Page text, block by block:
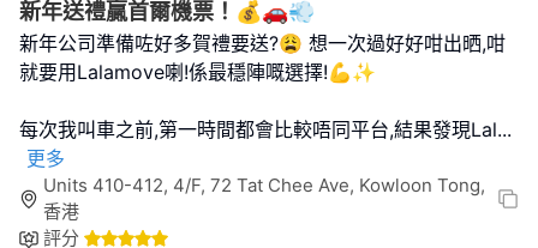
新年送禮贏首爾機票！💰🚗💨
新年公司準備咗好多賀禮要送?😩 想一次過好好咁出晒,咁
就要用Lalamove喇!係最穩陣嘅選擇!💪✨
每次我叫車之前,第一時間都會比較唔同平台,結果發現Lal...
更多
Units 410-412, 4/F, 72 Tat Chee Ave, Kowloon Tong,
香港
評分